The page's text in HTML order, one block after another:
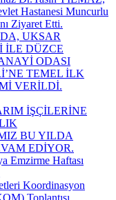
Hastanesi Muncurlu
Ziyaret Etti.
UKSAR
İLE DÜZCE
ODASI
TEMEL İLK
VERİLDİ.
İŞÇİLERİNE
BU YILDA
EDİYOR.
Emzirme Haftası
Koordinasyon
Toplantısı